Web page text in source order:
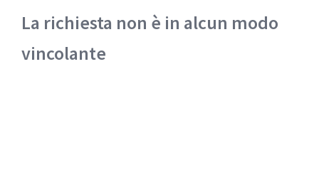
La richiesta non è in alcun modo
vincolante